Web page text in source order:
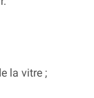
la vitre ;